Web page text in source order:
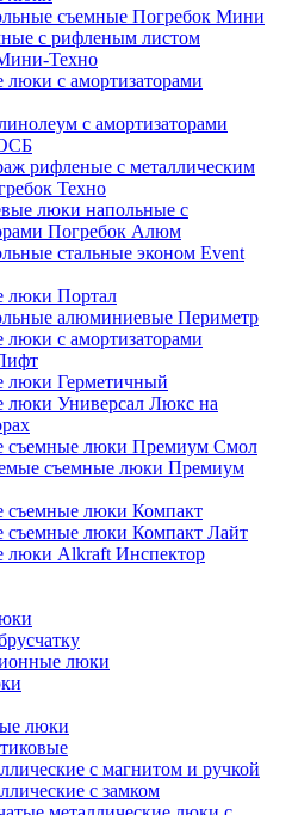
съемные Погребок Мини
с рифленым листом
Техно
с амортизаторами
с амортизаторами
рифленые с металлическим
Техно
люки напольные с
Погребок Алюм
стальные эконом Event
люки Портал
алюминиевые Периметр
с амортизаторами
люки Герметичный
люки Универсал Люкс на
съемные люки Премиум Смол
съемные люки Премиум
съемные люки Компакт
съемные люки Компакт Лайт
люки Alkraft Инспектор
люки
люки
с магнитом и ручкой
с замком